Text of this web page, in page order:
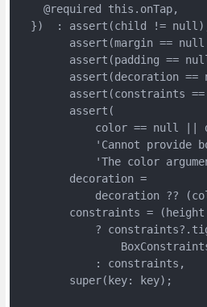
    @required this.onTap,
})  : assert(child !=
assert(margin ==
assert(padding ==
assert(decoration ==
assert(constraints
        assert(
color == null ||
'Cannot provide
'The color
        decoration =
decoration ??
constraints = (height
?
            : constraints,
        super(key: key);